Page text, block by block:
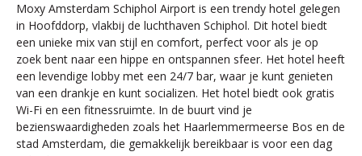
Moxy Amsterdam Schiphol Airport is een trendy hotel gelegen
in Hoofddorp, vlakbij de luchthaven Schiphol. Dit hotel biedt
een unieke mix van stijl en comfort, perfect voor als je op
zoek bent naar een hippe en ontspannen sfeer. Het hotel heeft
een levendige lobby met een 24/7 bar, waar je kunt genieten
van een drankje en kunt socializen. Het hotel biedt ook gratis
Wi-Fi en een fitnessruimte. In de buurt vind je
bezienswaardigheden zoals het Haarlemmermeerse Bos en de
stad Amsterdam, die gemakkelijk bereikbaar is voor een dag